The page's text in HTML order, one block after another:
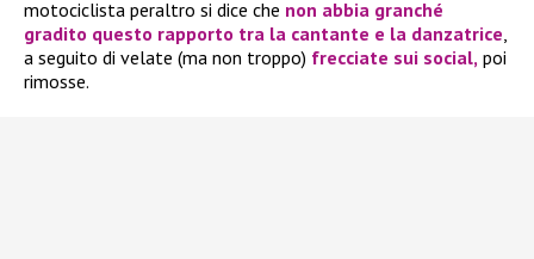
motociclista peraltro si dice che non abbia granché
gradito questo rapporto tra la cantante e la danzatrice
a seguito di velate (ma non troppo) frecciate sui social, poi
rimosse.